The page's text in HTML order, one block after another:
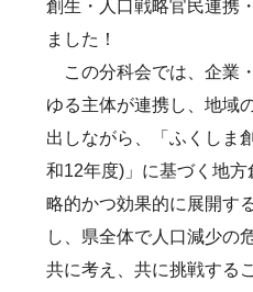
創生・人口戦略官民連携
ました！
この分科会では、企業
ゆる主体が連携し、地域
出しながら、「ふくしま
和12年度)」に基づく地
略的かつ効果的に展開す
し、県全体で人口減少の
共に考え、共に挑戦する